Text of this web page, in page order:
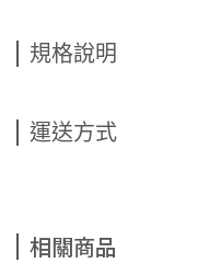
規格說明
運送方式
相關商品